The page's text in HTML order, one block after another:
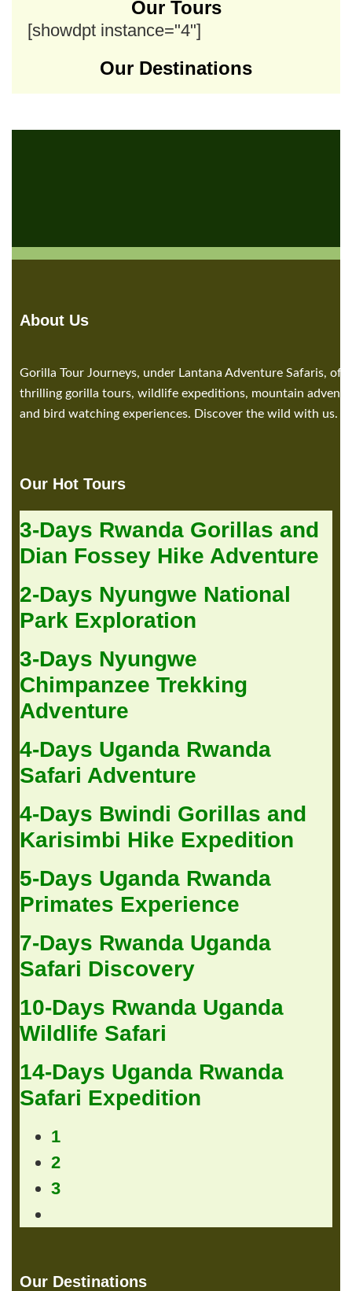
Our Tours
[showdpt instance="4"]
Our Destinations
About Us
Gorilla Tour Journeys, under Lantana Adventure Safaris,
thrilling gorilla tours, wildlife expeditions, mountain
and bird watching experiences. Discover the wild with us.
Our Hot Tours
3-Days Rwanda Gorillas and
Dian Fossey Hike Adventure
2-Days Nyungwe National
Park Exploration
3-Days Nyungwe
Chimpanzee Trekking
Adventure
4-Days Uganda Rwanda
Safari Adventure
4-Days Bwindi Gorillas and
Karisimbi Hike Expedition
5-Days Uganda Rwanda
Primates Experience
7-Days Rwanda Uganda
Safari Discovery
10-Days Rwanda Uganda
Wildlife Safari
14-Days Uganda Rwanda
Safari Expedition
1
2
3
Our Destinations